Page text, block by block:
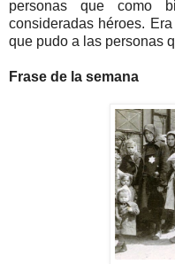
personas que como
consideradas héroes.
que pudo a las personas
Frase de la semana